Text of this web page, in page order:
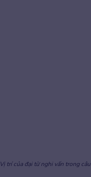
Vị trí của đại từ nghi vấn trong câu